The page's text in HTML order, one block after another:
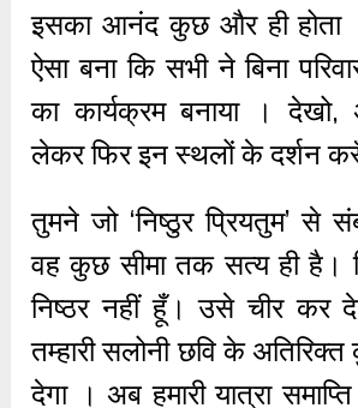
इसका आनंद कुछ और ही होता
ऐसा बना कि सभी ने बिना
का कार्यक्रम बनाया । देखो,
लेकर फिर इन स्थलों के दर्शन
तुमने जो ‘निष्ठुर प्रियतुम’ से
वह कुछ सीमा तक सत्य ही
निष्ठर नहीं हूँ। उसे चीर कर
तम्हारी सलोनी छवि के
देगा । अब हमारी यात्रा